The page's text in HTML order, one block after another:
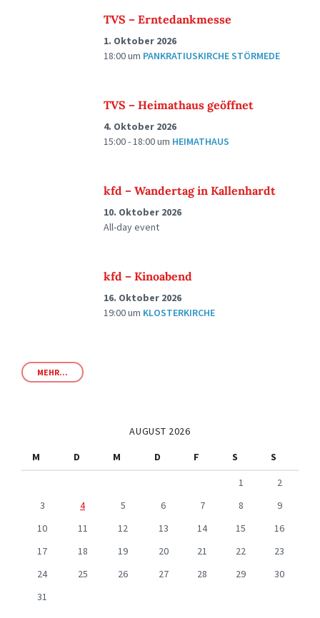
TVS – Erntedankmesse
1. Oktober 2026
18:00um PANKRATIUSKIRCHE STÖRMEDE
TVS – Heimathaus geöffnet
4. Oktober 2026
15:00 - 18:00um HEIMATHAUS
kfd – Wandertag in Kallenhardt
10. Oktober 2026
All-day event
kfd – Kinoabend
16. Oktober 2026
19:00um KLOSTERKIRCHE
MEHR...
AUGUST 2026
M
D M D F S
S
1
2
3
4 5 6 7 8
9
10
11 12 13 14 15
16
17
18 19 20 21 22
23
24
25 26 27 28 29
30
31